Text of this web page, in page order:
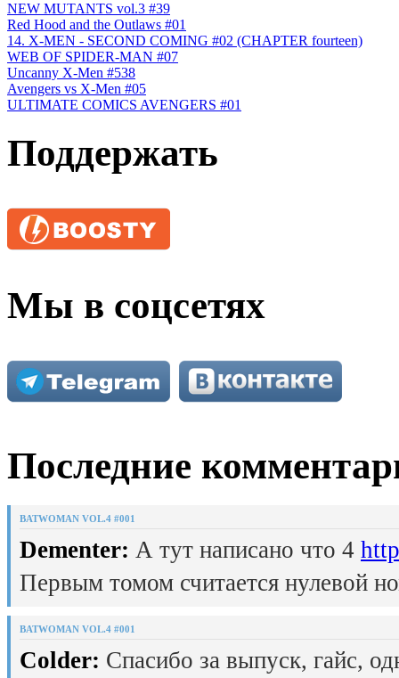
NEW MUTANTS vol.3 #39
Red Hood and the Outlaws #01
14. X-MEN - SECOND COMING #02 (CHAPTER fourteen)
WEB OF SPIDER-MAN #07
Uncanny X-Men #538
Avengers vs X-Men #05
ULTIMATE COMICS AVENGERS #01
Поддержать
Мы в соцсетях
Последние
BATWOMAN VOL.4 #001
Dementer: А тут написано что 4
Первым томом считается нулевой
BATWOMAN VOL.4 #001
Colder: Спасибо за выпуск, гайс,